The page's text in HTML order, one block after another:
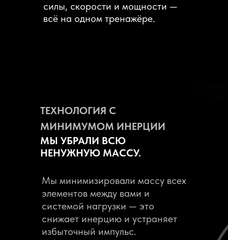
силы, скорости и мощности —
всё на одном тренажёре.
ТЕХНОЛОГИЯ С
МИНИМУМОМ ИНЕРЦИИ
МЫ УБРАЛИ ВСЮ
НЕНУЖНУЮ МАССУ.
Мы минимизировали массу всех
элементов между вами и
системой нагрузки — это
снижает инерцию и устраняет
избыточный импульс.